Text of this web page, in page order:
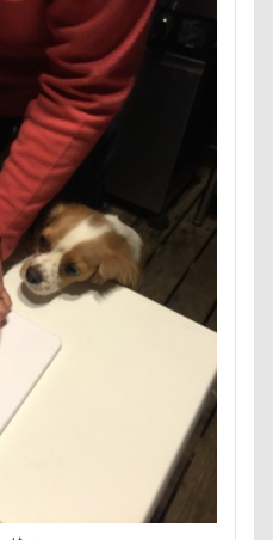
すばる兄弟
すばるちゃん
すばる6才
すばる3才
ぶなの湯
ム アゴ
アプリ
リエワフ
アジリティ
ト
アウトドア